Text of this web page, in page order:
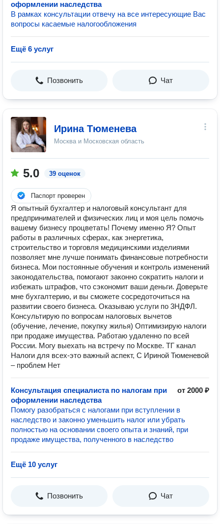
оформлении наследства
В рамках консультации отвечу на все интересующие Вас
вопросы касаемые налогообложения
Ещё 6 услуг
Позвонить Чат
Ирина Тюменева
Москва и Московская область
5.0 39 оценок
Паспорт проверен
Я опытный бухгалтер и налоговый консультант для
предпринимателей и физических лиц и моя цель помочь
вашему бизнесу процветать! Почему именно Я? Опыт
работы в различных сферах, как энергетика,
строительство и торговля медицинскими изделиями
позволяет мне лучше понимать финансовые потребности
бизнеса. Мои постоянные обучения и контроль изменений
законодательства, помогают законно сократить налоги и
избежать штрафов, что сэкономит ваши деньги. Доверьте
мне бухгалтерию, и вы сможете сосредоточиться на
развитии своего бизнеса. Оказываю услуги по 3НДФЛ.
Консультирую по вопросам налоговых вычетов
(обучение, лечение, покупку жилья) Оптимизирую налоги
при продаже имущества. Работаю удаленно по всей
России. Могу выехать на встречу по Москве. ТГ канал
Налоги для всех-это важный аспект, С Ириной Тюменевой
– проблем Нет
Консультация специалиста по налогам при
оформлении наследства
от 2000 ₽
Помогу разобраться с налогами при вступлении в
наследство и законно уменьшить налог или убрать
полностью на основании своего опыта и знаний, при
продаже имущества, полученного в наследство
Ещё 10 услуг
Позвонить Чат